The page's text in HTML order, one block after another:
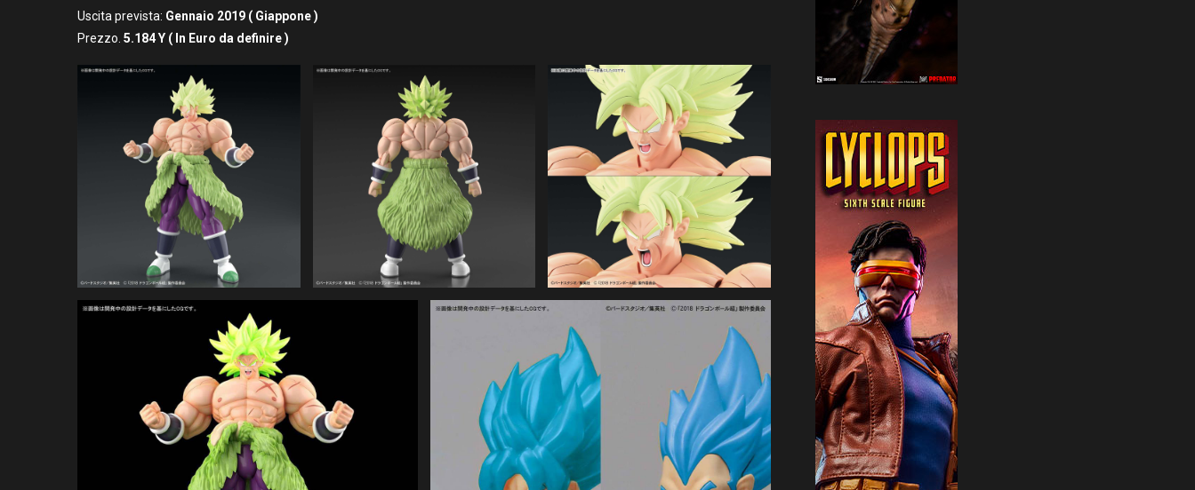
Uscita prevista: Gennaio 2019 ( Giappone )
Prezzo. 5.184 Y ( In Euro da definire )